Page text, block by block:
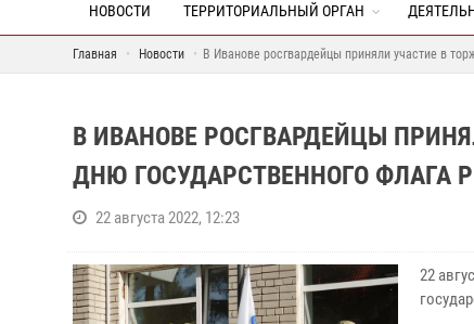
НОВОСТИ ТЕРРИТОРИАЛЬНЫЙ ОРГАН
Главная Новости В Иванове росгвардейцы приняли участие в
В ИВАНОВЕ РОСГВАРДЕЙЦЫ
ДНЮ ГОСУДАРСТВЕННОГО ФЛАГА
22 августа 2022, 12:23
22